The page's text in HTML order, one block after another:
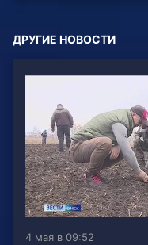
ДРУГИЕ НОВОСТИ
4 мая в 09:52